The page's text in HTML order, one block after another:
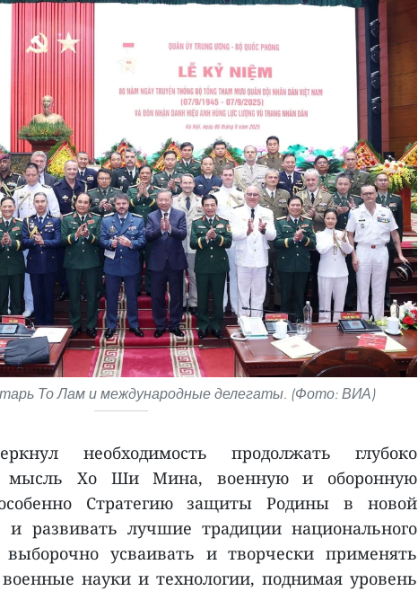
То Лам и международные делегаты. (Фото: ВИА)
необходимость продолжать глубоко
мысль Хо Ши Мина, военную и оборонную
Стратегию защиты Родины в новой
и развивать лучшие традиции национального
выборочно усваивать и творчески применять
науки и технологии, поднимая уровень